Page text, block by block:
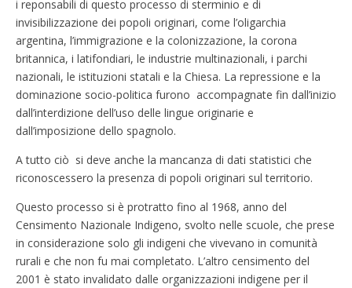
i reponsabili di questo processo di sterminio e di
invisibilizzazione dei popoli originari, come l’oligarchia
argentina, l’immigrazione e la colonizzazione, la corona
britannica, i latifondiari, le industrie multinazionali, i parchi
nazionali, le istituzioni statali e la Chiesa. La repressione e la
dominazione socio-politica furono accompagnate fin dall’inizio
dall’interdizione dell’uso delle lingue originarie e
dall’imposizione dello spagnolo.
A tutto ciò si deve anche la mancanza di dati statistici che
riconoscessero la presenza di popoli originari sul territorio.
Questo processo si è protratto fino al 1968, anno del
Censimento Nazionale Indigeno, svolto nelle scuole, che prese
in considerazione solo gli indigeni che vivevano in comunità
rurali e che non fu mai completato. L’altro censimento del
2001 è stato invalidato dalle organizzazioni indigene per il